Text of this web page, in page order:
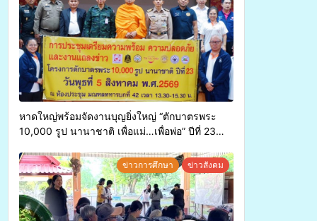
หาดใหญ่พร้อมจัดงานบุญยิ่งใหญ่ “ตักบาตรพระ
10,000 รูป นานาชาติ เพื่อแม่…เพื่อพ่อ” ปีที่ 23
ประเพณีแห่งศรัทธา
ข่าวการศึกษา ข่าวสังคม